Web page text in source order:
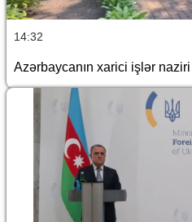
14:32
Azərbaycanın xarici işlər